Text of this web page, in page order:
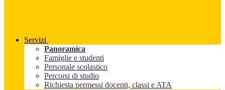
Servizi
Panoramica
Famiglie e studenti
Personale scolastico
Percorsi di studio
Richiesta permessi docenti, classi e ATA